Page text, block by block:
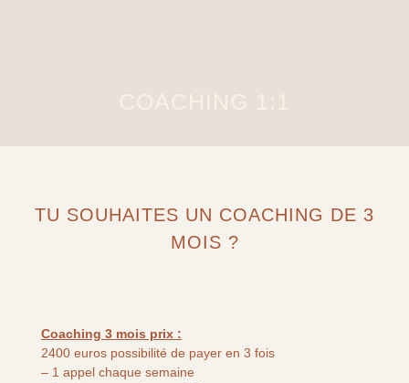
TU SOUHAITES UN COACHING DE 3
MOIS ?
Coaching 3 mois prix :
2400 euros possibilité de payer en 3 fois
– 1 appel chaque semaine